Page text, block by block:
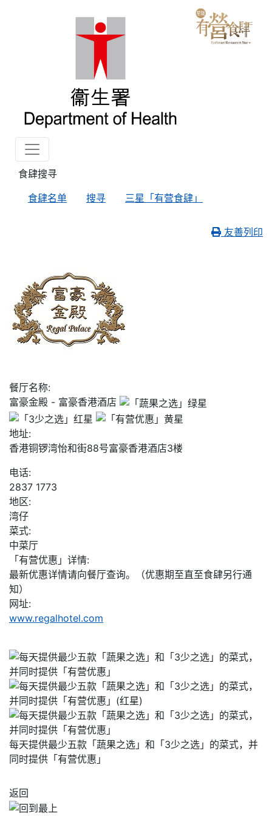
食肆搜寻
食肆名单
搜寻 三星「有营食肆」
友善列印
餐厅名称:
富豪金殿 - 富豪香港酒店
地址:
香港铜锣湾怡和街88号富豪香港酒店3楼
电话:
2837 1773
地区:
湾仔
菜式:
中菜厅
「有营优惠」详情:
最新优惠详情请向餐厅查询。（优惠期至直至食肆另行通
知）
网址:
www.regalhotel.com
每天提供最少五款「蔬果之选」和「3少之选」的菜式，并
同时提供「有营优惠」
返回